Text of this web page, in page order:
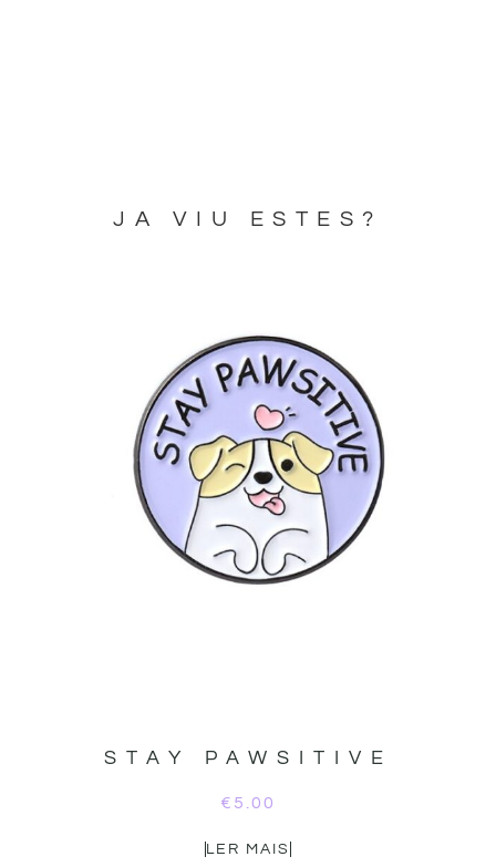
JA VIU ESTES?
STAY PAWSITIVE
€ 5.00
LER MAIS